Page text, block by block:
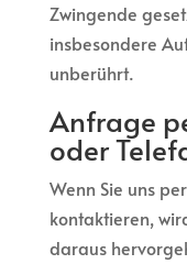
Zwingende
insbesondere
unberührt.
Anfrage
oder
Wenn Sie uns
kontaktieren,
daraus